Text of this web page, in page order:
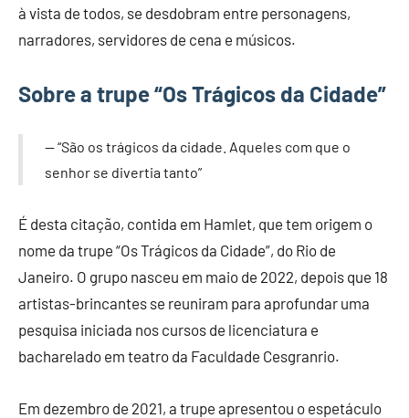
à vista de todos, se desdobram entre personagens,
narradores, servidores de cena e músicos.
Sobre a trupe “Os Trágicos da Cidade”
“São os trágicos da cidade. Aqueles com que o
senhor se divertia tanto”
É desta citação, contida em Hamlet, que tem origem o
nome da trupe “Os Trágicos da Cidade”, do Rio de
Janeiro. O grupo nasceu em maio de 2022, depois que 18
artistas-brincantes se reuniram para aprofundar uma
pesquisa iniciada nos cursos de licenciatura e
bacharelado em teatro da Faculdade Cesgranrio.
Em dezembro de 2021, a trupe apresentou o espetáculo